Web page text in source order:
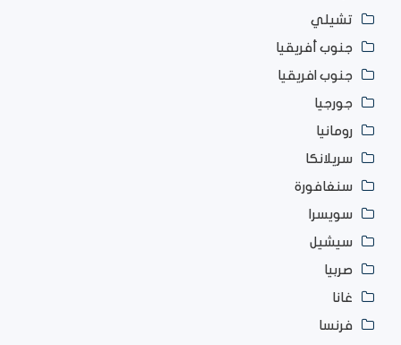
تشيلي
جنوب أفريقيا
جنوب افريقيا
جورجيا
رومانيا
سريلانكا
سنغافورة
سويسرا
سيشيل
صربيا
غانا
فرنسا